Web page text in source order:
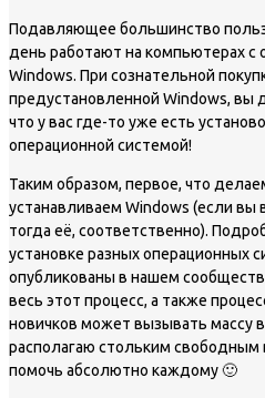
Подавляющее большинство
день работают на компьютерах с
Windows. При сознательной
предустановленной Windows, вы
что у вас где-то уже есть
операционной системой!
Таким образом, первое, что
устанавливаем Windows (если вы
тогда её, соответственно).
установке разных операционных
опубликованы в нашем
весь этот процесс, а также
новичков может вызывать массу
располагаю стольким свободным
помочь абсолютно каждому 🙂